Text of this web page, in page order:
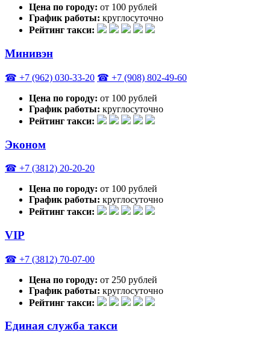
Цена по городу: от 100 рублей
График работы: круглосуточно
Рейтинг такси:
Минивэн
☎ +7 (962) 030-33-20 ☎ +7 (908) 802-49-60
Цена по городу: от 100 рублей
График работы: круглосуточно
Рейтинг такси:
Эконом
☎ +7 (3812) 20-20-20
Цена по городу: от 100 рублей
График работы: круглосуточно
Рейтинг такси:
VIP
☎ +7 (3812) 70-07-00
Цена по городу: от 250 рублей
График работы: круглосуточно
Рейтинг такси:
Единая служба такси